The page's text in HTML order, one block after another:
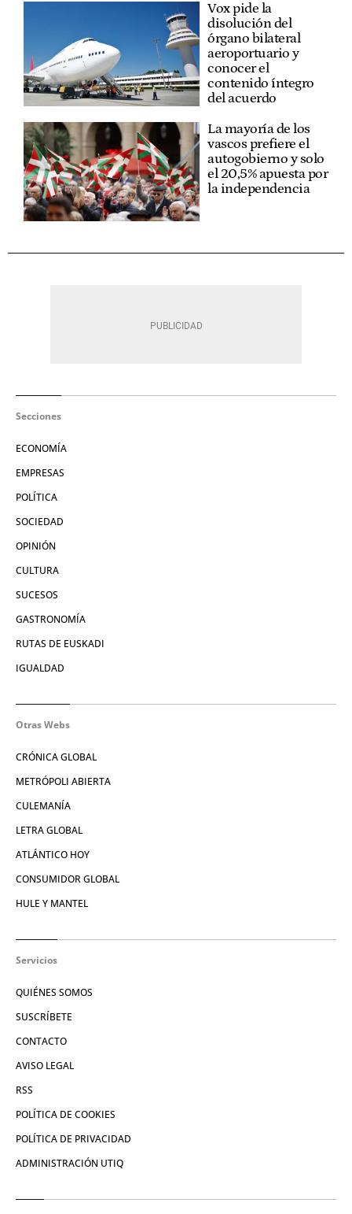
Vox pide la
disolución del
órgano bilateral
aeroportuario y
conocer el
contenido íntegro
del acuerdo
La mayoría de los
vascos prefiere el
autogobierno y solo
el 20,5% apuesta por
la independencia
Secciones
ECONOMÍA
EMPRESAS
POLÍTICA
SOCIEDAD
OPINIÓN
CULTURA
SUCESOS
GASTRONOMÍA
RUTAS DE EUSKADI
IGUALDAD
Otras Webs
CRÓNICA GLOBAL
METRÓPOLI ABIERTA
CULEMANÍA
LETRA GLOBAL
ATLÁNTICO HOY
CONSUMIDOR GLOBAL
HULE Y MANTEL
Servicios
QUIÉNES SOMOS
SUSCRÍBETE
CONTACTO
AVISO LEGAL
RSS
POLÍTICA DE COOKIES
POLÍTICA DE PRIVACIDAD
ADMINISTRACIÓN UTIQ